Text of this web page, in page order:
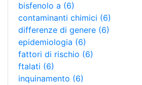
bisfenolo a (6)
contaminanti chimici (6)
differenze di genere (6)
epidemiologia (6)
fattori di rischio (6)
ftalati (6)
inquinamento (6)